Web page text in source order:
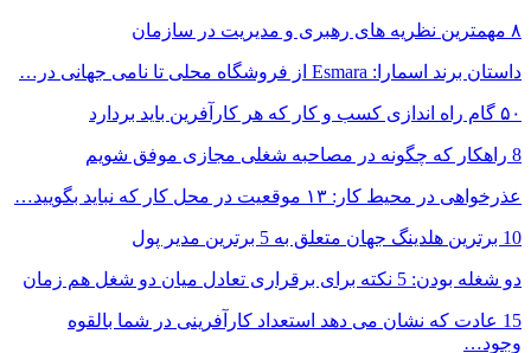
۸ مهمترین نظریه های رهبری و مدیریت در سازمان
داستان برند اسمارا: Esmara از فروشگاه محلی تا نامی جهانی در…
۵۰ گام راه اندازی کسب و کار که هر کارآفرین باید بردارد
8 راهکار که چگونه در مصاحبه شغلی مجازی موفق شویم
عذرخواهی در محیط کار: ۱۳ موقعیت در محل کار که نباید بگویید…
10 برترین هلدینگ جهان متعلق به 5 برترین مدیر پول
دو شغله بودن: 5 نکته برای برقراری تعادل میان دو شغل هم زمان
15 عادت که نشان می دهد استعداد کارآفرینی در شما بالقوه
وجود…